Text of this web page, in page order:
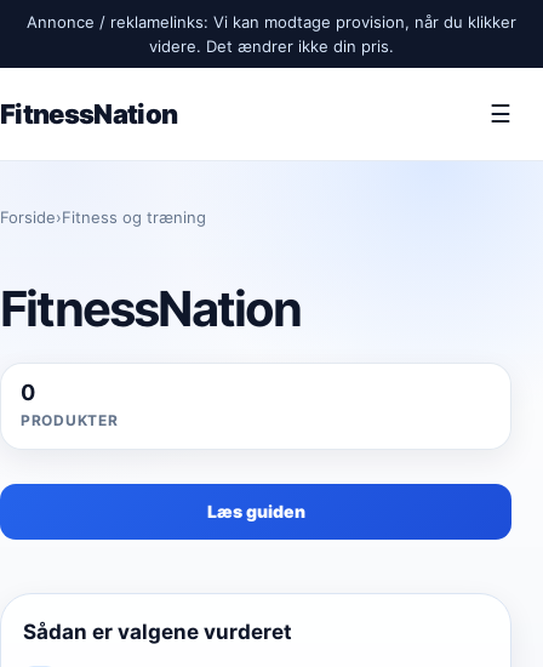
Annonce / reklamelinks: Vi kan modtage provision, når du klikker
videre. Det ændrer ikke din pris.
FitnessNation ☰
Forside›Fitness og træning
FitnessNation
0
PRODUKTER
Læs guiden
Sådan er valgene vurderet